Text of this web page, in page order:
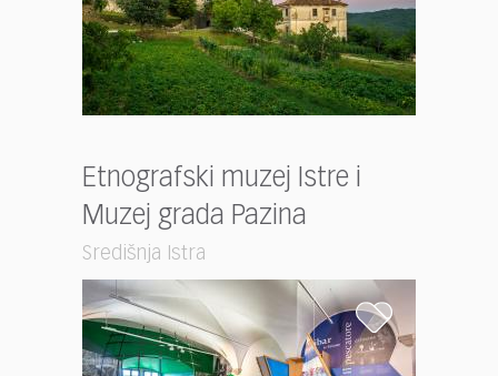
Etnografski muzej Istre i
Muzej grada Pazina
Središnja Istra